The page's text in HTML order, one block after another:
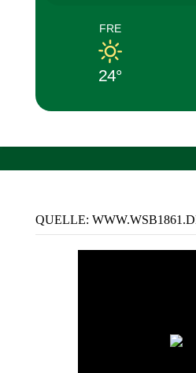
FRE
24°
QUELLE: